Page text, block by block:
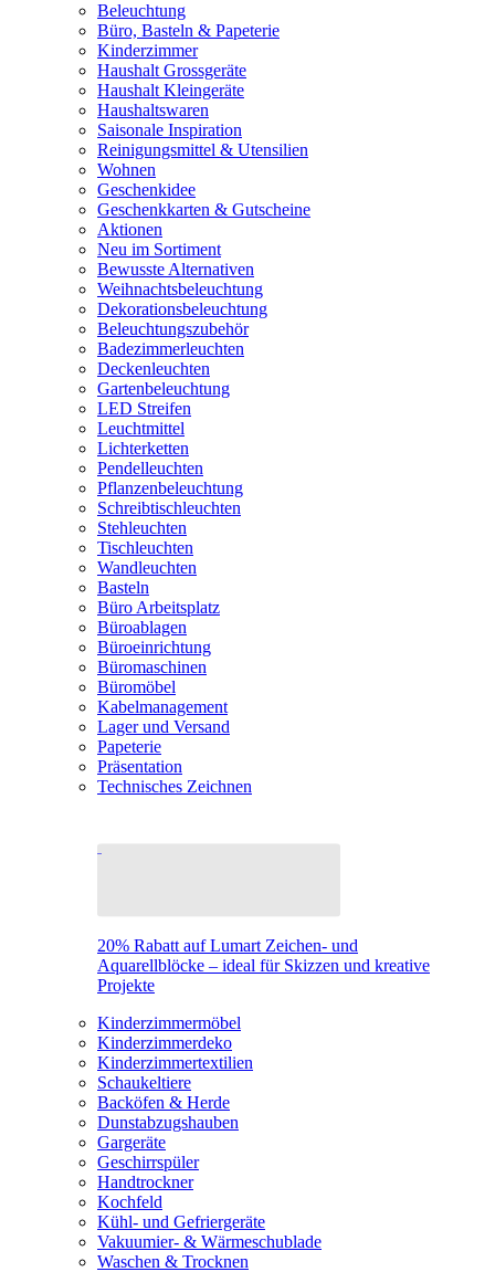
Beleuchtung
Büro, Basteln & Papeterie
Kinderzimmer
Haushalt Grossgeräte
Haushalt Kleingeräte
Haushaltswaren
Saisonale Inspiration
Reinigungsmittel & Utensilien
Wohnen
Geschenkidee
Geschenkkarten & Gutscheine
Aktionen
Neu im Sortiment
Bewusste Alternativen
Weihnachtsbeleuchtung
Dekorationsbeleuchtung
Beleuchtungszubehör
Badezimmerleuchten
Deckenleuchten
Gartenbeleuchtung
LED Streifen
Leuchtmittel
Lichterketten
Pendelleuchten
Pflanzenbeleuchtung
Schreibtischleuchten
Stehleuchten
Tischleuchten
Wandleuchten
Basteln
Büro Arbeitsplatz
Büroablagen
Büroeinrichtung
Büromaschinen
Büromöbel
Kabelmanagement
Lager und Versand
Papeterie
Präsentation
Technisches Zeichnen
20% Rabatt auf Lumart Zeichen- und
Aquarellblöcke – ideal für Skizzen und kreative
Projekte
Kinderzimmermöbel
Kinderzimmerdeko
Kinderzimmertextilien
Schaukeltiere
Backöfen & Herde
Dunstabzugshauben
Gargeräte
Geschirrspüler
Handtrockner
Kochfeld
Kühl- und Gefriergeräte
Vakuumier- & Wärmeschublade
Waschen & Trocknen